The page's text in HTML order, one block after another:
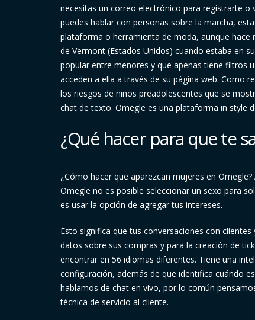
necesitas un correo electrónico para registrarte
puedes hablar con personas sobre la marcha,
plataforma o herramienta de moda, aunque
de Vermont (Estados Unidos) cuando estaba en
popular entre menores y que apenas tiene filtros
acceden a ella a través de su página web. Como
los riesgos de niños preadolescentes que se
chat de texto. Omegle es una plataforma in style
¿Qué hacer para que te
¿Cómo hacer que aparezcan mujeres en
Omegle no es posible seleccionar un sexo para
es usar la opción de agregar tus intereses.
Esto significa que tus conversaciones con
datos sobre sus compras y para la creación de
encontrar en 56 idiomas diferentes. Tiene una
configuración, además de que identifica cuándo
hablamos de chat en vivo, por lo común
técnica de servicio al cliente.